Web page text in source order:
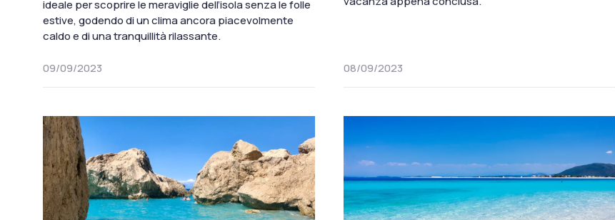
ideale per scoprire le meraviglie dell’isola senza le folle
estive, godendo di un clima ancora piacevolmente
caldo e di una tranquillità rilassante.
09/09/2023 08/09/2023